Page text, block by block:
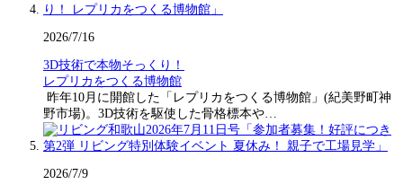
2026/7/16
3D技術で本物そっくり！
レプリカをつくる博物館
昨年10月に開館した「レプリカをつくる博物館」(紀美野町神
野市場)。3D技術を駆使した骨格標本や…
2026/7/9